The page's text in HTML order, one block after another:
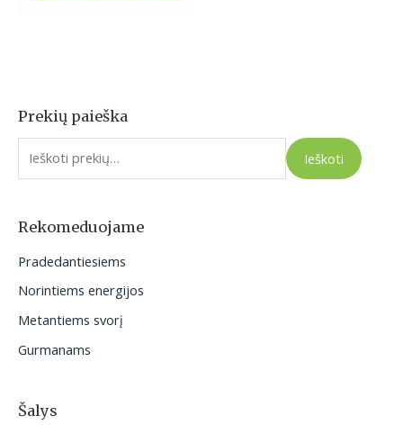
Prekių paieška
I
e
o
:
Ieškoti
Rekomeduojame
Pradedantiesiems
Norintiems energijos
Metantiems svorį
Gurmanams
Šalys